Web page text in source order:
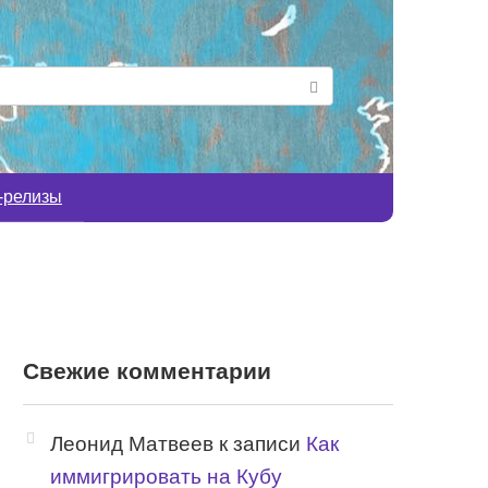
Свежие комментарии
Леонид Матвеев к записи Как
иммигрировать на Кубу